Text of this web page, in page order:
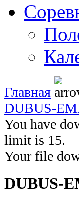
Главная
DUBUS-
You have
limit is 15.
Your file
DUBUS-